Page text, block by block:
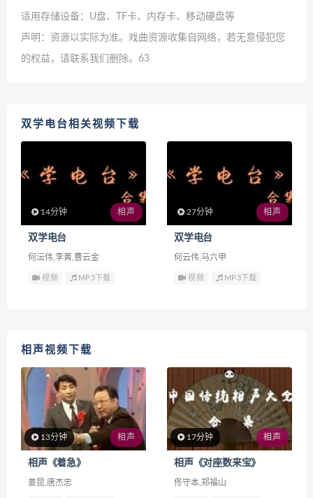
适用存储设备：U盘、TF卡、内存卡、移动硬盘等
声明：资源以实际为准。戏曲资源收集自网络，若无意侵犯您
的权益，请联系我们删除。 63
双学电台相关视频下载
14分钟 相声
双学电台
何沄伟,李菁,曹云金
视频 MP3下载
27分钟 相声
双学电台
何云伟,马六甲
视频 MP3下载
相声视频下载
13分钟 相声
相声《着急》
姜昆,唐杰忠
17分钟 相声
相声《对座数来宝》
佟守本,郑福山